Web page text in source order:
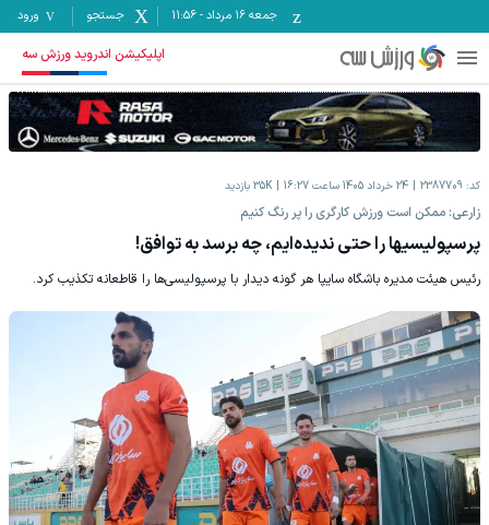
جمعه ۱۶ مرداد -
11:56 جستجو ورود
اپلیکیشن اندروید ورزش سه
کد: 2387709 24 خرداد 1405 ساعت 16:27 35K بازدید
زارعی: ممکن است ورزش کارگری را پر رنگ کنیم
پرسپولیسی‎ها را حتی ندیده‌ایم، چه برسد به توافق!
رئیس هیئت مدیره باشگاه سایپا هر گونه دیدار با پرسپولیسی‌ها را قاطعانه تکذیب کرد.